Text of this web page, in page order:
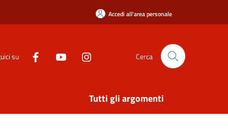
Accedi all'area personale
su Cerca
Tutti gli argomenti